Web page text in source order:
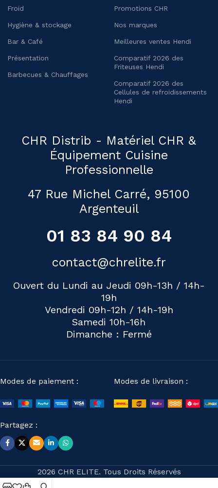
Froid
Hygiène & stockage
Bar & Café
Présentation
Barbecues & Chauffages
Promotions CHR
Nos marques
Meilleures ventes Hendi
Comparatif 2026 des
Friteuses Hendi
Comparatif 2026 des
Cellules de refroidissements
Hendi
CHR Distrib - Matériel CHR &
Équipement Cuisine
Professionnelle
47 Rue Michel Carré, 95100
Argenteuil
01 83 84 90 84
contact@chrelite.fr
Ouvert du Lundi au Jeudi 09h-13h / 14h-
19h
Vendredi 09h-12h / 14h-19h
Samedi 10h-16h
Dimanche : Fermé
Modes de paiement : Modes de livraison :
Partagez :
2026 CHR ELITE. Tous Droits Réservés